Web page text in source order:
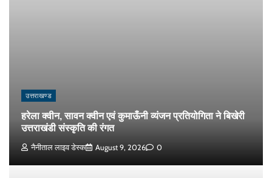
उत्तराखण्ड
हरेला क्वीन, सावन क्वीन एवं कुमाऊँनी व्यंजन प्रतियोगिता ने बिखेरी
उत्तराखंडी संस्कृति की रंगत
नैनीताल लाइव डेस्क August 9, 2026 0